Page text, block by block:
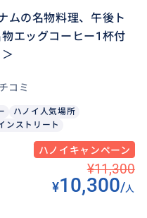
の名物料理、午後ト
エッグコーヒー1杯付
コミ
ハノイ人気場所
ンストリート
ハノイキャンペーン
¥11,300
¥10,300/人